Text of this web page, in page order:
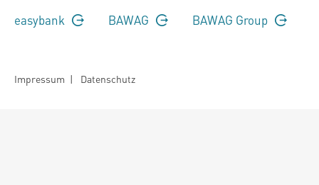
easybank BAWAG BAWAG Group
Impressum | Datenschutz